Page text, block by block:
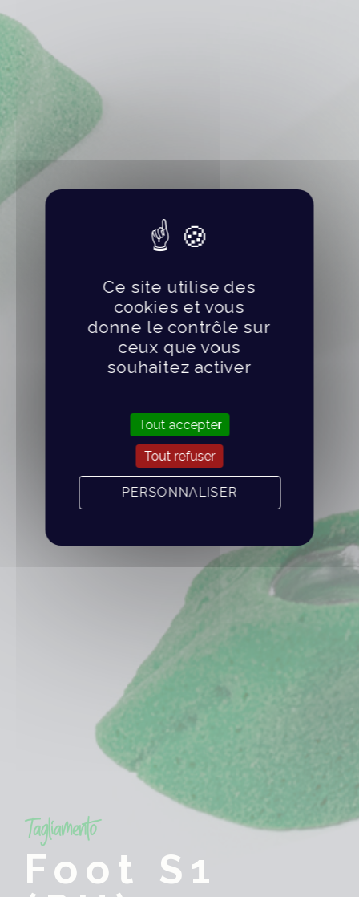
Foot S1
Ce site utilise des
cookies et vous
donne le contrôle sur
ceux que vous
souhaitez activer
Tout accepter
Tout refuser
PERSONNALISER